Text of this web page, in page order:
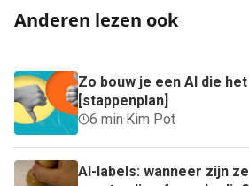
Anderen lezen ook
Zo bouw je een AI die
[stappenplan]
6 min·Kim Pot
AI-labels: wanneer zijn